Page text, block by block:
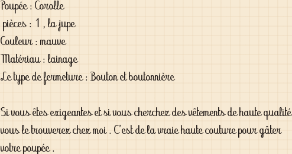
Poupée : Corolle
pièces : 1 , la jupe
Couleur : mauve
Matériau : lainage
Le type de fermeture : Bouton et boutonnière
Si vous êtes exigeantes et si vous cherchez des vêtements de haute qualité
vous le trouverez chez moi . C'est de la vraie haute couture pour gâter
votre poupée .